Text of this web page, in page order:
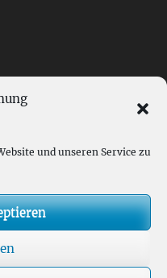
und unseren Service zu